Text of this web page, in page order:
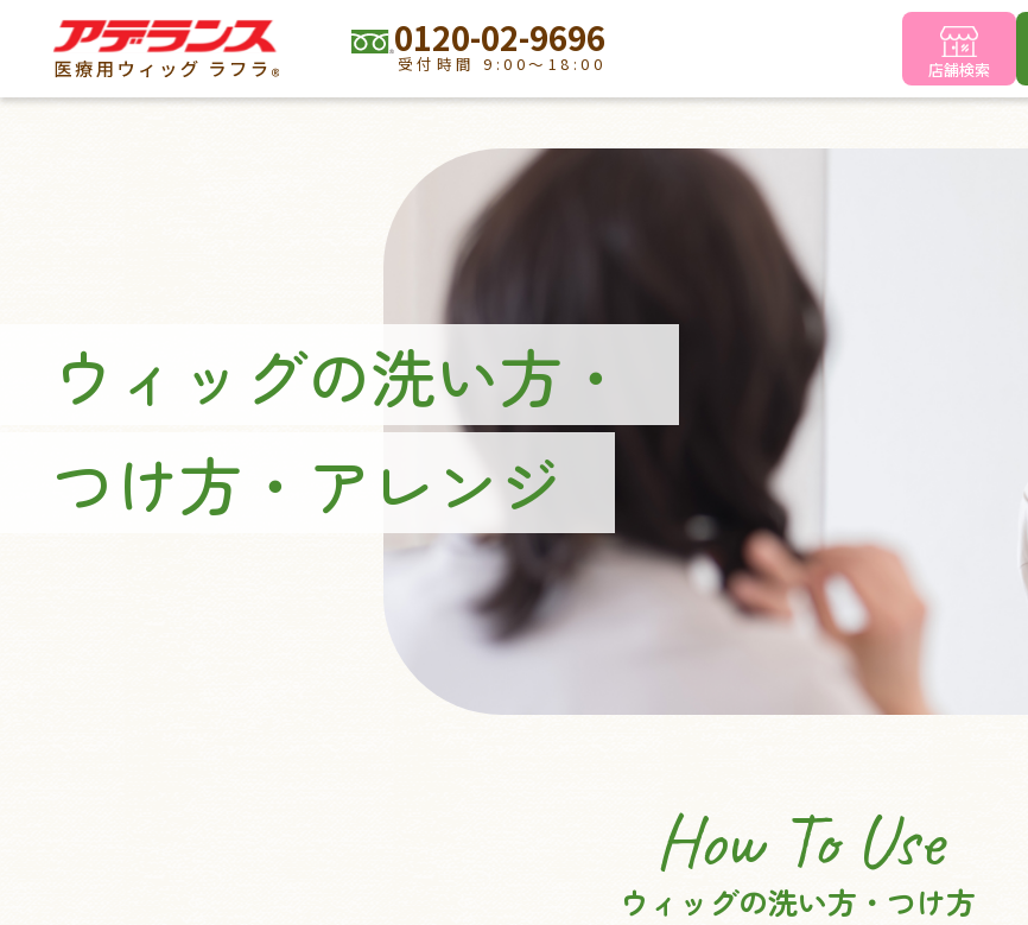
0120-02-9696
受付時間 9:00～18:00 店舗検索
アデランスの医療用ウィッグ ラフラ®TOP
オーダーメイド・ウィッグ
医療用部分ウィッグ
医療用男性ウィッグ
医療用ウィッグを初めてお使いになる方へ
医療用ウィッグ”ラフラ
”について
ご予約相談～ウィッグ受け取りまでの流れ
これから医療用ウィッグを購入される方へアドバイス
ウィッグの洗い方・つけ方・アレンジ
アフターサービス
病院内ヘアサロン(理・美容室) こもれび
よくあるご質問
ウィッグの洗い方・
つけ方・アレンジ
How To Use
ウィッグの洗い方・つけ方